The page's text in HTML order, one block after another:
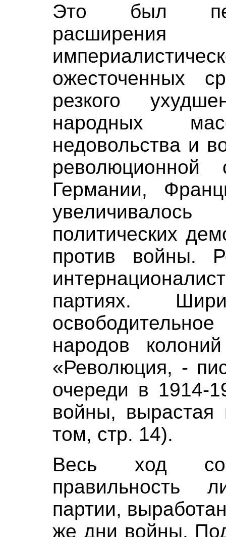
Это был
ожесточенных
резкого
народных
недовольства и
Германии,
политических
против войны.
партиях.
народов
«Революция, -
очереди в 1914-
войны, вырастая
том, стр. 14).
Весь ход
правильность
партии,
же дни войны.